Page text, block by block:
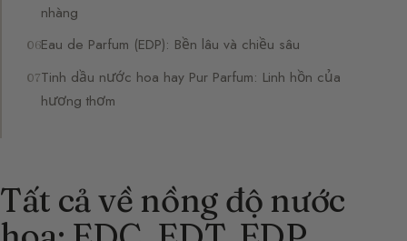
nhàng
Eau de Parfum (EDP): Bền lâu và chiều sâu
Tinh dầu nước hoa hay Pur Parfum: Linh hồn của
hương thơm
Tất cả về nồng độ nước